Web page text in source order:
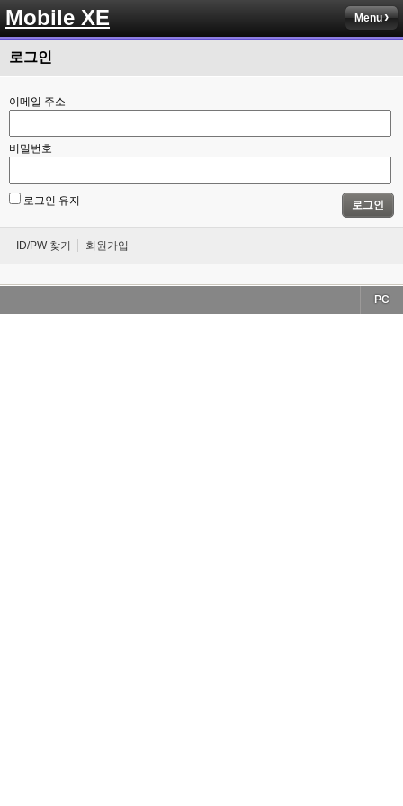
Mobile XE Menu
로그인
이메일 주소
비밀번호
로그인 유지 로그인
ID/PW 찾기 회원가입
PC